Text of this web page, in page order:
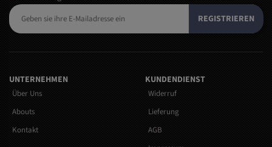
REGISTRIEREN
UNTERNEHMEN
Über Uns
Abouts
Kontakt
KUNDENDIENST
Widerruf
Lieferung
AGB